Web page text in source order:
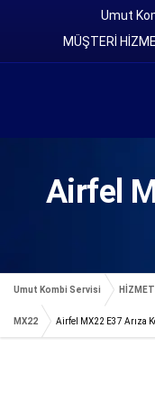
Umut
MÜŞTERİ
Airfel
Umut Kombi Servisi
MX22 Airfel MX22 E37 Arıza